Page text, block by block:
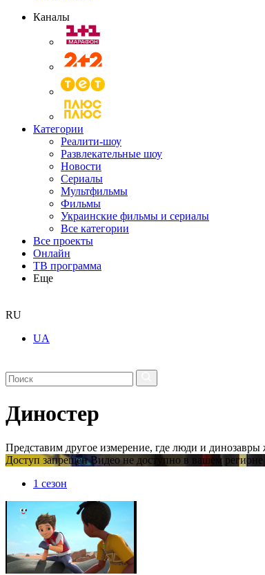
Каналы
Категории
Реалити-шоу
Развлекательные шоу
Новости
Сериалы
Мультфильмы
Фильмы
Украинские фильмы и сериалы
Все категории
Все проекты
Онлайн
ТВ программа
Еще
RU
UA
Диностер
Представим другое измерение, где люди и
Доступ запрещен Видео не доступно в вашем регионе
1 сезон